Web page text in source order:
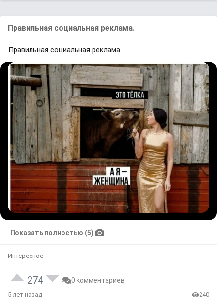
Правильная социальная реклама.
Правильная социальная реклама.
Показать полностью (5)
Интересное
274 0 комментариев
5 лет назад 240